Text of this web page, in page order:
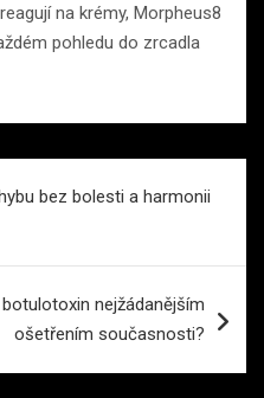
na krémy, Morpheus8
pohledu do zrcadla
bez bolesti a harmonii
nejžádanějším
ošetřením současnosti?